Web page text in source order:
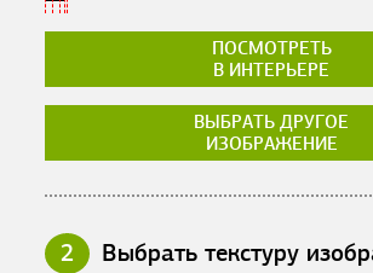
ПОСМОТРЕТЬ
В ИНТЕРЬЕРЕ
ВЫБРАТЬ ДРУГОЕ
ИЗОБРАЖЕНИЕ
2 Выбрать текстуру